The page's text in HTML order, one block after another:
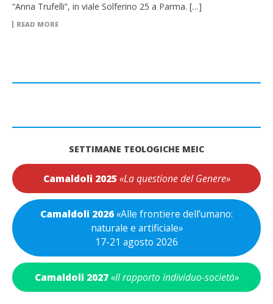
“Anna Trufelli”, in viale Solferino 25 a Parma. […]
READ MORE
SETTIMANE TEOLOGICHE MEIC
Camaldoli 2025 «La questione del Genere»
Camaldoli 2026«Alle frontiere dell’umano:
naturale e artificiale»
17-21 agosto 2026
Camaldoli 2027 «Il rapporto individuo-società»